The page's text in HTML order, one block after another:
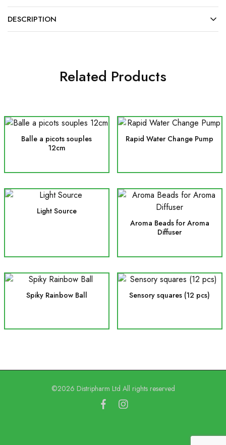
DESCRIPTION
Related Products
Balle a picots souples
12cm
Rapid Water Change Pump
Light Source
Aroma Beads for Aroma
Diffuser
Spiky Rainbow Ball Sensory squares (12 pcs)
©2026 Distripharm Ltd All rights reserved